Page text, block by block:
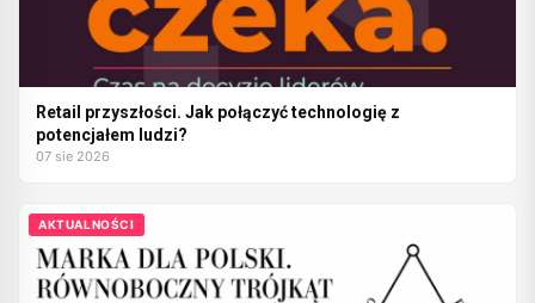
Retail przyszłości. Jak połączyć technologię z
potencjałem ludzi?
07 sie 2026
AKTUALNOŚCI